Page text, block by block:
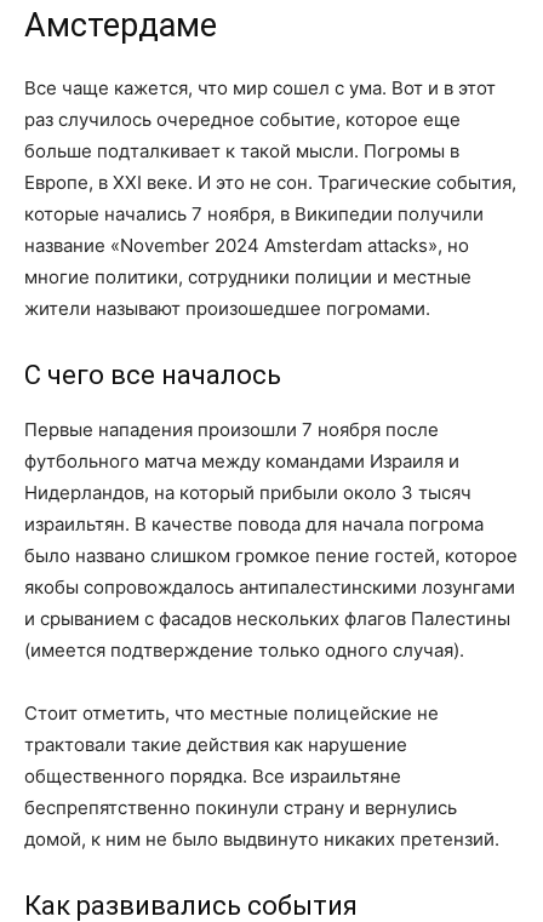
Амстердаме
Все чаще кажется, что мир сошел с ума. Вот и в этот
раз случилось очередное событие, которое еще
больше подталкивает к такой мысли. Погромы в
Европе, в XXI веке. И это не сон. Трагические события,
которые начались 7 ноября, в Википедии получили
название «November 2024 Amsterdam attacks», но
многие политики, сотрудники полиции и местные
жители называют произошедшее погромами.
С чего все началось
Первые нападения произошли 7 ноября после
футбольного матча между командами Израиля и
Нидер­ландов, на который прибыли около 3 тысяч
израильтян. В качестве повода для начала погрома
было названо слишком громкое пение гостей, которое
якобы сопровождалось антипалестинскими лозунгами
и срыванием с фасадов нескольких флагов Палестины
(имеется подтверждение только одного случая).
Стоит отметить, что местные полицейские не
трактовали такие действия как нарушение
общественного порядка. Все израильтяне
беспрепятственно покинули страну и вернулись
домой, к ним не было выдвинуто никаких претензий.
Как развивались события